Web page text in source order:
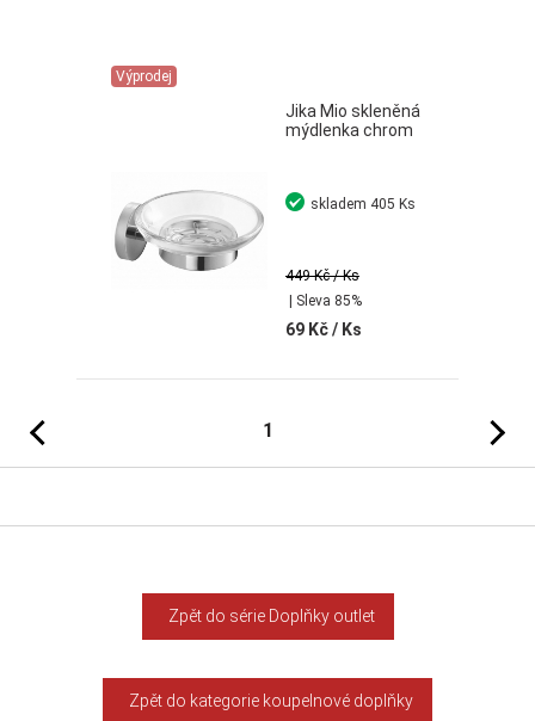
Výprodej
Jika Mio skleněná
mýdlenka chrom
449 Kč/ Ks
| Sleva 85%
69 Kč/ Ks
skladem 405 Ks
Předchozí 1
Zpět do série Doplňky outlet
Zpět do kategorie koupelnové doplňky